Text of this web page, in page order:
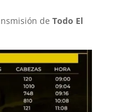
de Todo El